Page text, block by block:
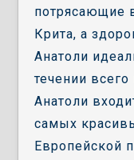
потрясающие
Крита, а
Анатоли
течении
Анатоли
самых
Европейской